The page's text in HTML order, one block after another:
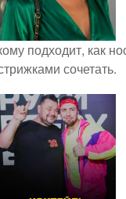
подходит, как
сочетать.